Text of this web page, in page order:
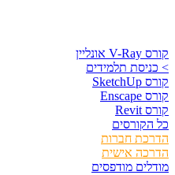
קורס V-Ray אונליין
> כניסת תלמידים
קורס SketchUp
קורס Enscape
קורס Revit
כל הקורסים
הדרכת חברות
הדרכה אישית
מודלים מודפסים